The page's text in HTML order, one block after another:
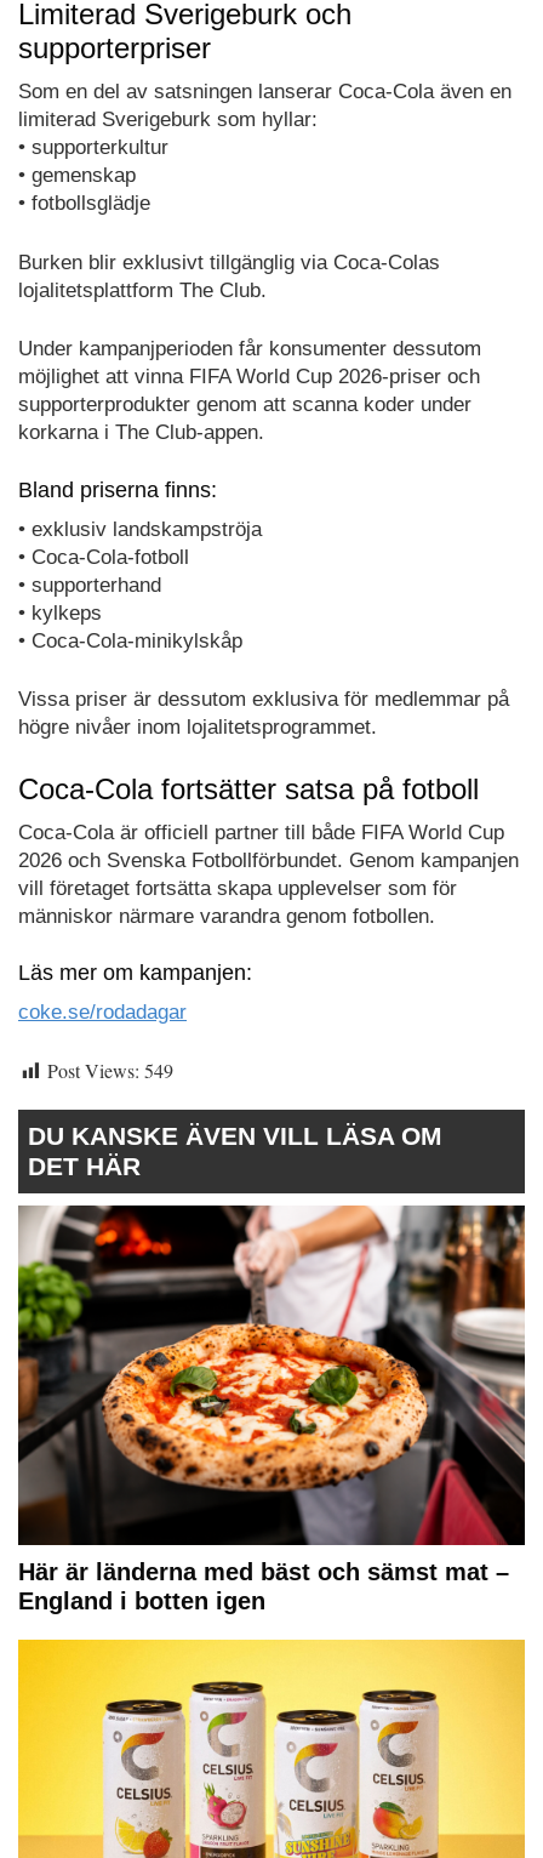
Limiterad Sverigeburk och
supporterpriser
Som en del av satsningen lanserar Coca-Cola även en
limiterad Sverigeburk som hyllar:
• supporterkultur
• gemenskap
• fotbollsglädje
Burken blir exklusivt tillgänglig via Coca-Colas
lojalitetsplattform The Club.
Under kampanjperioden får konsumenter dessutom
möjlighet att vinna FIFA World Cup 2026-priser och
supporterprodukter genom att scanna koder under
korkarna i The Club-appen.
Bland priserna finns:
• exklusiv landskampströja
• Coca-Cola-fotboll
• supporterhand
• kylkeps
• Coca-Cola-minikylskåp
Vissa priser är dessutom exklusiva för medlemmar på
högre nivåer inom lojalitetsprogrammet.
Coca-Cola fortsätter satsa på fotboll
Coca-Cola är officiell partner till både FIFA World Cup
2026 och Svenska Fotbollförbundet. Genom kampanjen
vill företaget fortsätta skapa upplevelser som för
människor närmare varandra genom fotbollen.
Läs mer om kampanjen:
coke.se/rodadagar
Post Views: 549
DU KANSKE ÄVEN VILL LÄSA OM
DET HÄR
Här är länderna med bäst och sämst mat –
England i botten igen